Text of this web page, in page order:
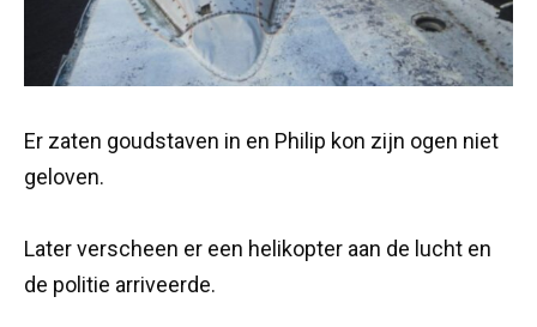
Er zaten goudstaven in en Philip kon zijn ogen niet
geloven.
Later verscheen er een helikopter aan de lucht en
de politie arriveerde.